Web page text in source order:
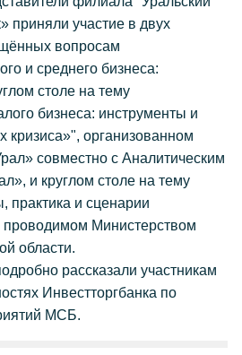
приняли участие в двух
вопросам
и среднего бизнеса:
столе на тему
бизнеса: инструменты и
кризиса»", организованном
совместно с Аналитическим
и круглом столе на тему
практика и сценарии
проводимом Министерством
области.
рассказали участникам
Инвестторгбанка по
МСБ.